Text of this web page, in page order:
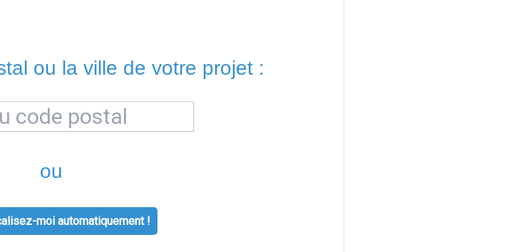
ou la ville de votre projet :
ou
moi automatiquement !